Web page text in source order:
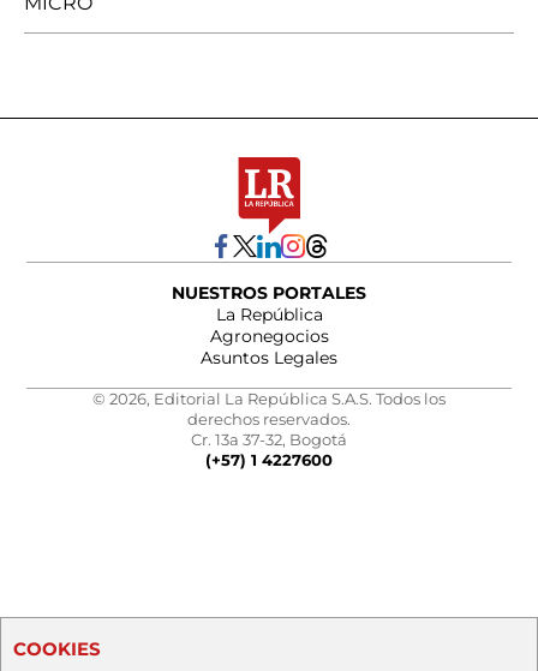
NUESTROS PORTALES
La República
Agronegocios
Asuntos Legales
© 2026, Editorial La República S.A.S. Todos los
derechos reservados.
Cr. 13a 37-32, Bogotá
(+57) 1 4227600
COOKIES